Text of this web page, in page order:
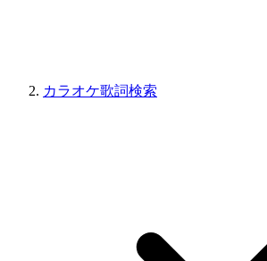
カラオケ歌詞検索